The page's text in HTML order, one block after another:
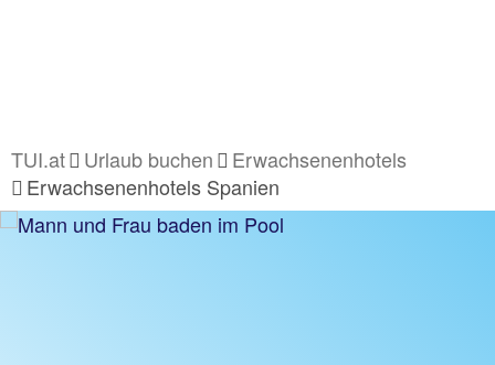
TUI.at Urlaub buchen
Erwachsenenhotels
Erwachsenenhotels Spanien